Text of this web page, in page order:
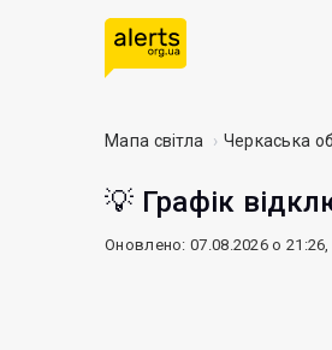
Мапа світла Черкаська
💡 Графік
Оновлено: 07.08.2026 о